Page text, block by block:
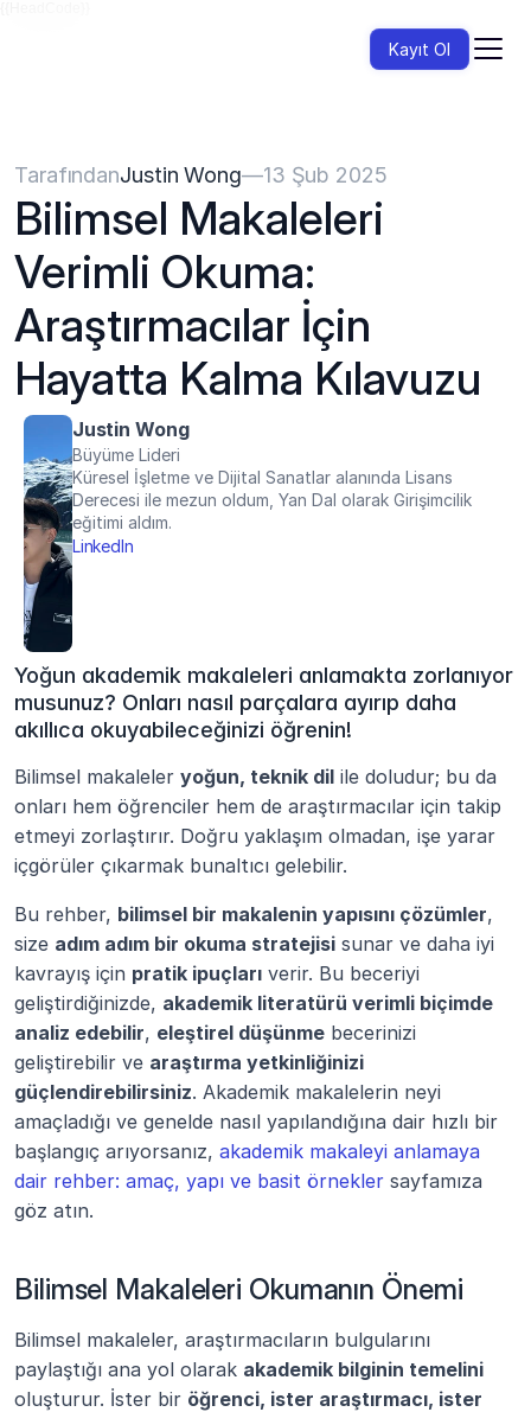
Kayıt Ol
TarafındanJustin Wong—13 Şub 2025
Bilimsel Makaleleri
Verimli Okuma:
Araştırmacılar İçin
Hayatta Kalma Kılavuzu
Justin Wong
Büyüme Lideri
Küresel İşletme ve Dijital Sanatlar alanında Lisans
Derecesi ile mezun oldum, Yan Dal olarak Girişimcilik
eğitimi aldım.
LinkedIn
Yoğun akademik makaleleri anlamakta zorlanıyor
musunuz? Onları nasıl parçalara ayırıp daha
akıllıca okuyabileceğinizi öğrenin!
Bilimsel makaleler yoğun, teknik dil ile doludur; bu da
onları hem öğrenciler hem de araştırmacılar için takip
etmeyi zorlaştırır. Doğru yaklaşım olmadan, işe yarar
içgörüler çıkarmak bunaltıcı gelebilir.
Bu rehber, bilimsel bir makalenin yapısını çözümler,
size adım adım bir okuma stratejisi sunar ve daha iyi
kavrayış için pratik ipuçları verir. Bu beceriyi
geliştirdiğinizde, akademik literatürü verimli biçimde
analiz edebilir, eleştirel düşünme becerinizi
geliştirebilir ve araştırma yetkinliğinizi
güçlendirebilirsiniz. Akademik makalelerin neyi
amaçladığı ve genelde nasıl yapılandığına dair hızlı bir
başlangıç arıyorsanız, akademik makaleyi anlamaya
dair rehber: amaç, yapı ve basit örnekler sayfamıza
göz atın.
Bilimsel Makaleleri Okumanın Önemi
Bilimsel makaleler, araştırmacıların bulgularını
paylaştığı ana yol olarak akademik bilginin temelini
oluşturur. İster bir öğrenci, ister araştırmacı, ister